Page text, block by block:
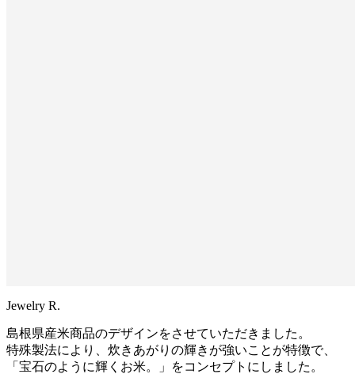
Jewelry R.
島根県産米商品のデザインをさせていただきました。
特殊製法により、炊きあがりの輝きが強いことが特徴で、
「宝石のように輝くお米。」をコンセプトにしました。